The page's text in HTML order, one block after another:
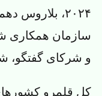
۲۰۲۴،
سازمان همکاری
و شرکای
کل قلمرو